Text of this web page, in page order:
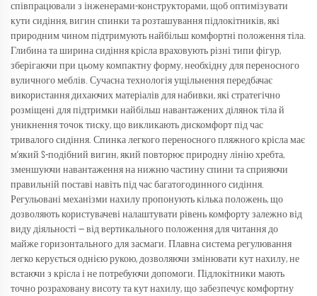
співпрацювали з інженерами-конструкторами, щоб оптимізувати
кути сидіння, вигин спинки та розташування підлокітників, які
природним чином підтримують найбільш комфортні положення тіла.
Глибина та ширина сидіння крісла враховують різні типи фігур,
зберігаючи при цьому компактну форму, необхідну для переносного
вуличного меблів. Сучасна технологія ущільнення передбачає
використання дихаючих матеріалів для набивки, які стратегічно
розміщені для підтримки найбільш навантажених ділянок тіла й
уникнення точок тиску, що викликають дискомфорт під час
тривалого сидіння. Спинка легкого переносного пляжного крісла має
м’який S-подібний вигин, який повторює природну лінію хребта,
зменшуючи навантаження на нижню частину спини та сприяючи
правильній поставі навіть під час багатогодинного сидіння.
Регульовані механізми нахилу пропонують кілька положень, що
дозволяють користувачеві налаштувати рівень комфорту залежно від
виду діяльності — від вертикального положення для читання до
майже горизонтального для засмаги. Плавна система регулювання
легко керується однією рукою, дозволяючи змінювати кут нахилу, не
встаючи з крісла і не потребуючи допомоги. Підлокітники мають
точно розраховану висоту та кут нахилу, що забезпечує комфортну